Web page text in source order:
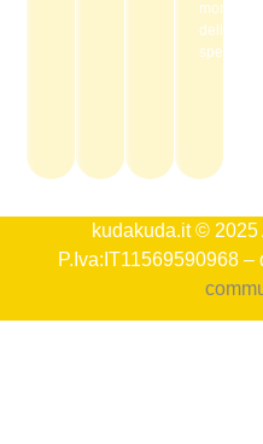
momento
della
kudakuda.it ©
P.Iva:IT11569590968